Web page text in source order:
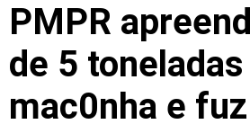
PMPR
de 5
mac0nha e